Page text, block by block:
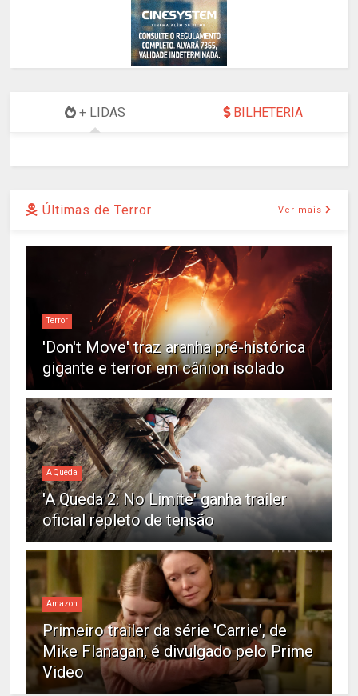
+ LIDAS BILHETERIA
Últimas de Terror Ver mais
Terror
'Don't Move' traz aranha pré-histórica
gigante e terror em cânion isolado
A Queda
'A Queda 2: No Limite' ganha trailer
oficial repleto de tensão
Amazon
Primeiro trailer da série 'Carrie', de
Mike Flanagan, é divulgado pelo Prime
Video